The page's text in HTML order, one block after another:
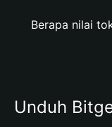
Berapa nilai
Unduh